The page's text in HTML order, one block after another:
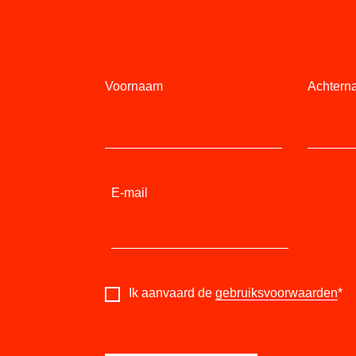
Voornaam
E-mail
Ik aanvaard de gebruiksvoorwaarden*